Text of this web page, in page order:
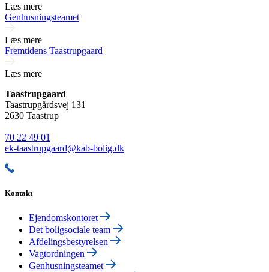
Læs mere
Genhusningsteamet
Læs mere
Fremtidens Taastrupgaard
Læs mere
Taastrupgaard
Taastrupgårdsvej 131
2630 Taastrup
70 22 49 01
ek-taastrupgaard@kab-bolig.dk
Kontakt
Ejendomskontoret
Det boligsociale team
Afdelingsbestyrelsen
Vagtordningen
Genhusningsteamet